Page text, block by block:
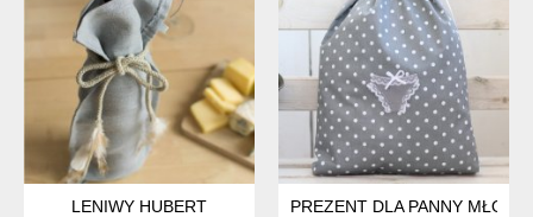
LENIWY HUBERT
PREZENT DLA PANNY